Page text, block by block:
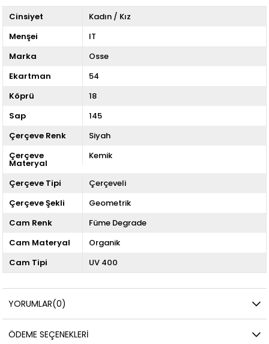
Cinsiyet
Kadın / Kız
Menşei
IT
Marka
Osse
Ekartman
54
Köprü
18
Sap
145
Çerçeve Renk
Siyah
Çerçeve
Materyal
Kemik
Çerçeve Tipi
Çerçeveli
Çerçeve Şekli
Geometrik
Cam Renk
Füme Degrade
Cam Materyal
Organik
Cam Tipi
UV 400
YORUMLAR(0)
ÖDEME SEÇENEKLERI